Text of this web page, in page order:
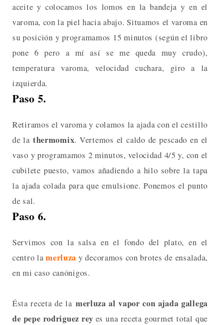
aceite y colocamos los lomos en la bandeja y en el
varoma, con la piel hacia abajo. Situamos el varoma en
su posición y programamos 15 minutos (según el libro
pone 6 pero a mí así se me queda muy crudo),
temperatura varoma, velocidad cuchara, giro a la
izquierda.
Paso 5.
Retiramos el varoma y colamos la ajada con el cestillo
de la thermomix. Vertemos el caldo de pescado en el
vaso y programamos 2 minutos, velocidad 4/5 y, con el
cubilete puesto, vamos añadiendo a hilo sobre la tapa
la ajada colada para que emulsione. Ponemos el punto
de sal.
Paso 6.
Servimos con la salsa en el fondo del plato, en el
centro lamerluza y decoramos con brotes de ensalada,
en mi caso canónigos.
Ésta receta de la merluza al vapor con ajada gallega
de pepe rodriguez rey es una receta gourmet total que